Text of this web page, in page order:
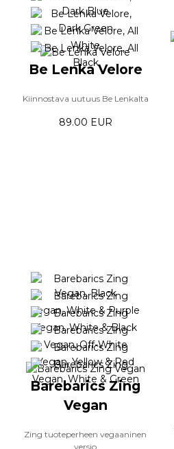
Be Lenka Velore
Kiinnostava uutuus Be Lenkalta
89.00 EUR
Barebarics Zing
Vegan
Zing tuoteperheen vegaaninen
versio